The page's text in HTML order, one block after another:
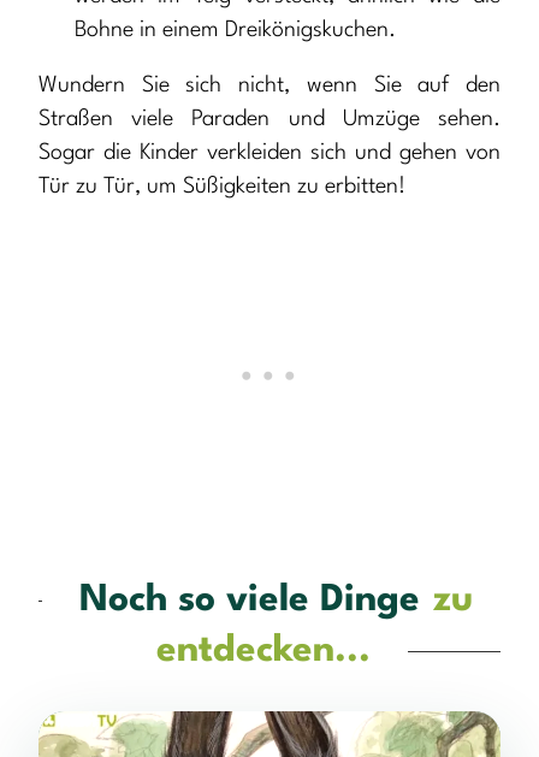
Bohne in einem Dreikönigskuchen.
Wundern Sie sich nicht, wenn Sie auf den
Straßen viele Paraden und Umzüge sehen.
Sogar die Kinder verkleiden sich und gehen von
Tür zu Tür, um Süßigkeiten zu erbitten!
Noch so viele Dinge zu
entdecken...